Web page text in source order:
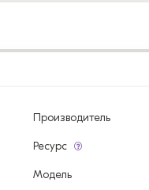
Производитель
Ресурс
Модель